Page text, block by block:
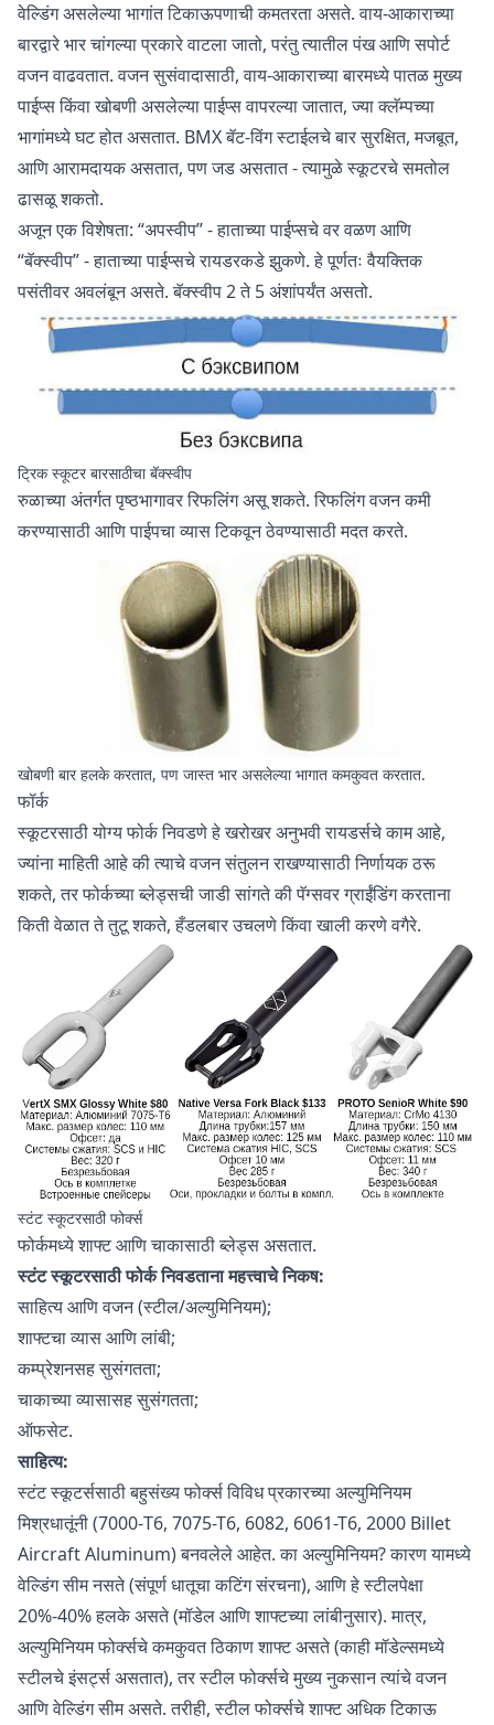
वेल्डिंग असलेल्या भागांत टिकाऊपणाची कमतरता असते. वाय-आकाराच्या
बारद्वारे भार चांगल्या प्रकारे वाटला जातो, परंतु त्यातील पंख आणि सपोर्ट
वजन वाढवतात. वजन सुसंवादासाठी, वाय-आकाराच्या बारमध्ये पातळ मुख्य
पाईप्स किंवा खोबणी असलेल्या पाईप्स वापरल्या जातात, ज्या क्लॅम्पच्या
भागांमध्ये घट होत असतात. BMX बॅट-विंग स्टाईलचे बार सुरक्षित, मजबूत,
आणि आरामदायक असतात, पण जड असतात - त्यामुळे स्कूटरचे समतोल
ढासळू शकतो.
अजून एक विशेषता: “अपस्वीप” - हाताच्या पाईप्सचे वर वळण आणि
“बॅक्स्वीप” - हाताच्या पाईप्सचे रायडरकडे झुकणे. हे पूर्णतः वैयक्तिक
पसंतीवर अवलंबून असते. बॅक्स्वीप 2 ते 5 अंशांपर्यंत असतो.
ट्रिक स्कूटर बारसाठीचा बॅक्स्वीप
रुळाच्या अंतर्गत पृष्ठभागावर रिफलिंग असू शकते. रिफलिंग वजन कमी
करण्यासाठी आणि पाईपचा व्यास टिकवून ठेवण्यासाठी मदत करते.
खोबणी बार हलके करतात, पण जास्त भार असलेल्या भागात कमकुवत करतात.
फॉर्क
स्कूटरसाठी योग्य फोर्क निवडणे हे खरोखर अनुभवी रायडर्सचे काम आहे,
ज्यांना माहिती आहे की त्याचे वजन संतुलन राखण्यासाठी निर्णायक ठरू
शकते, तर फोर्कच्या ब्लेड्सची जाडी सांगते की पॅग्सवर ग्राईंडिंग करताना
किती वेळात ते तुटू शकते, हँडलबार उचलणे किंवा खाली करणे वगैरे.
स्टंट स्कूटरसाठी फोर्क्स
फोर्कमध्ये शाफ्ट आणि चाकासाठी ब्लेड्स असतात.
स्टंट स्कूटरसाठी फोर्क निवडताना महत्त्वाचे निकष:
साहित्य आणि वजन (स्टील/अल्युमिनियम);
शाफ्टचा व्यास आणि लांबी;
कम्प्रेशनसह सुसंगतता;
चाकाच्या व्यासासह सुसंगतता;
ऑफसेट.
साहित्य:
स्टंट स्कूटर्ससाठी बहुसंख्य फोर्क्स विविध प्रकारच्या अल्युमिनियम
मिश्रधातूंनी (7000-T6, 7075-T6, 6082, 6061-T6, 2000 Billet
Aircraft Aluminum) बनवलेले आहेत. का अल्युमिनियम? कारण यामध्ये
वेल्डिंग सीम नसते (संपूर्ण धातूचा कटिंग संरचना), आणि हे स्टीलपेक्षा
20%-40% हलके असते (मॉडेल आणि शाफ्टच्या लांबीनुसार). मात्र,
अल्युमिनियम फोर्क्सचे कमकुवत ठिकाण शाफ्ट असते (काही मॉडेल्समध्ये
स्टीलचे इंसर्ट्स असतात), तर स्टील फोर्क्सचे मुख्य नुकसान त्यांचे वजन
आणि वेल्डिंग सीम असते. तरीही, स्टील फोर्क्सचे शाफ्ट अधिक टिकाऊ